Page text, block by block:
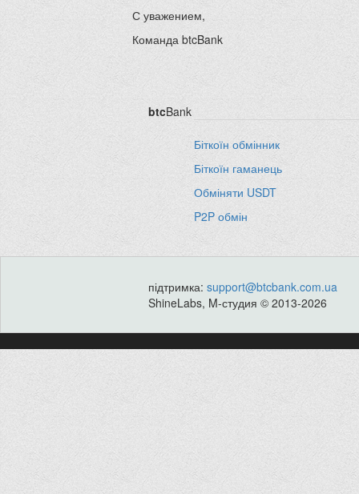
С уважением,
Команда btcBank
btcBank
Біткоїн обмінник
Біткоїн гаманець
Обміняти USDT
P2P обмін
підтримка: support@btcbank.com.ua
ShineLabs, M-студия © 2013-2026